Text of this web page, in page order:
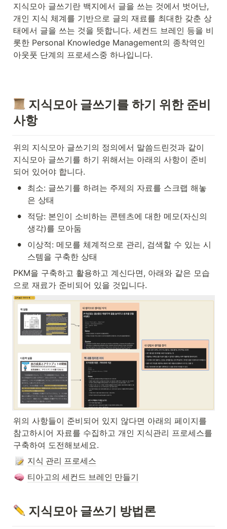
지식모아 글쓰기란 백지에서 글을 쓰는 것에서 벗어난,
개인 지식 체계를 기반으로 글의 재료를 최대한 갖춘 상
태에서 글을 쓰는 것을 뜻합니다. 세컨드 브레인 등을 비
롯한 Personal Knowledge Management의 종착역인
아웃풋 단계의 프로세스중 하나입니다.
지식모아 글쓰기를 하기 위한 준비
사항
위의 지식모아 글쓰기의 정의에서 말씀드린것과 같이
지식모아 글쓰기를 하기 위해서는 아래의 사항이 준비
되어 있어야 합니다.
•
최소: 글쓰기를 하려는 주제의 자료를 스크랩 해놓
은 상태
•
적당: 본인이 소비하는 콘텐츠에 대한 메모(자신의
생각)를 모아둠
•
이상적: 메모를 체계적으로 관리, 검색할 수 있는 시
스템을 구축한 상태
PKM을 구축하고 활용하고 계신다면, 아래와 같은 모습
으로 재료가 준비되어 있을 것입니다.
위의 사항들이 준비되어 있지 않다면 아래의 페이지를
참고하시어 자료를 수집하고 개인 지식관리 프로세스를
구축하여 도전해보세요.
지식 관리 프로세스
티아고의 세컨드 브레인 만들기
지식모아 글쓰기 방법론